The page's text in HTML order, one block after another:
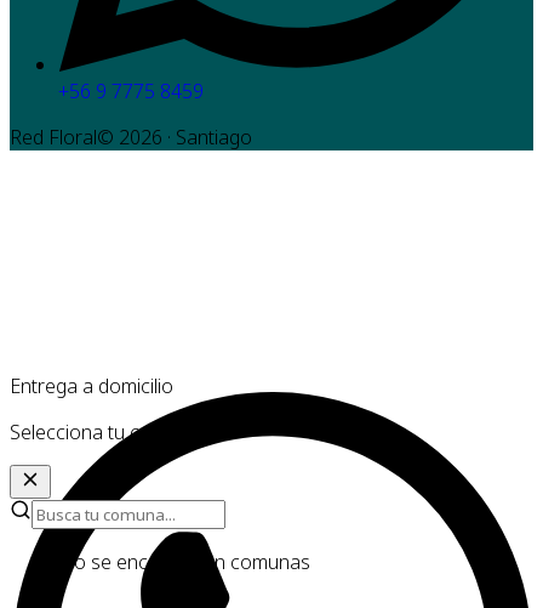
+56 9 7775 8459
Red Floral© 2026 · Santiago
Entrega a domicilio
Selecciona tu comuna
No se encontraron comunas